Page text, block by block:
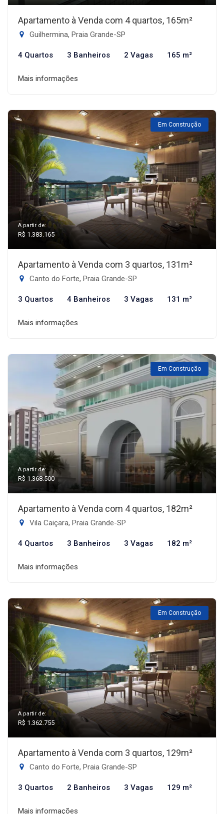
Apartamento à Venda com 4 quartos, 165m²
Guilhermina, Praia Grande-SP
4 Quartos 3 Banheiros 2 Vagas 165 m²
Mais informações
Em Construção
A partir de:
R$ 1.383.165
Apartamento à Venda com 3 quartos, 131m²
Canto do Forte, Praia Grande-SP
3 Quartos 4 Banheiros 3 Vagas 131 m²
Mais informações
Em Construção
A partir de:
R$ 1.368.500
Apartamento à Venda com 4 quartos, 182m²
Vila Caiçara, Praia Grande-SP
4 Quartos 3 Banheiros 3 Vagas 182 m²
Mais informações
Em Construção
A partir de:
R$ 1.362.755
Apartamento à Venda com 3 quartos, 129m²
Canto do Forte, Praia Grande-SP
3 Quartos 2 Banheiros 3 Vagas 129 m²
Mais informações